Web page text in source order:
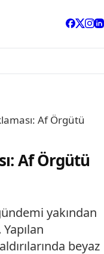
Af Örgütü
Af Örgütü
yakından
beyaz